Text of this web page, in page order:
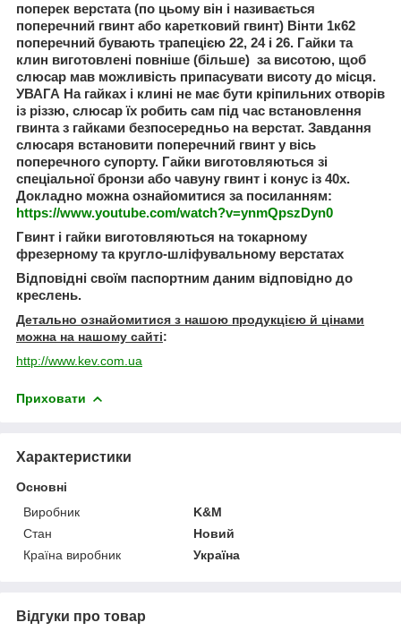
поперек верстата (по цьому він і називається
поперечний гвинт або каретковий гвинт) Вінти 1к62
поперечний бувають трапецією 22, 24 і 26. Гайки та
клин виготовлені повніше (більше) за висотою, щоб
слюсар мав можливість припасувати висоту до місця.
УВАГА На гайках і клині не має бути кріпильних отворів
із різзю, слюсар їх робить сам під час встановлення
гвинта з гайками безпосередньо на верстат. Завдання
слюсаря встановити поперечний гвинт у вісь
поперечного супорту. Гайки виготовляються зі
спеціальної бронзи або чавуну гвинт і конус із 40х.
Докладно можна ознайомитися за посиланням:
https://www.youtube.com/watch?v=ynmQpszDyn0
Гвинт і гайки виготовляються на токарному
фрезерному та кругло-шліфувальному верстатах
Відповідні своїм паспортним даним відповідно до
креслень.
Детально ознайомитися з нашою продукцією й цінами
можна на нашому сайті:
http://www.kev.com.ua
Приховати
Характеристики
Основні
Виробник
K&M
Стан
Новий
Країна виробник
Україна
Відгуки про товар